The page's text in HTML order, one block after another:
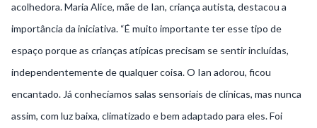
acolhedora. Maria Alice, mãe de Ian, criança autista, destacou a
importância da iniciativa. “É muito importante ter esse tipo de
espaço porque as crianças atípicas precisam se sentir incluídas,
independentemente de qualquer coisa. O Ian adorou, ficou
encantado. Já conhecíamos salas sensoriais de clínicas, mas nunca
assim, com luz baixa, climatizado e bem adaptado para eles. Foi